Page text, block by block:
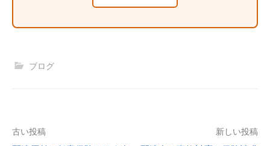
ブログ
投
古い投稿 新しい投稿